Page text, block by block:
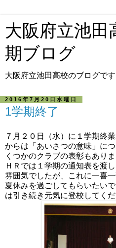
大阪府立池田
期ブログ
大阪府立池田高校のブログです
2016年7月20日水曜日
1学期終了
７月２０日（水）に１学期終
からは「あいさつの意味」に
くつかのクラブの表彰もありま
ＨＲでは１学期の通知表を渡
雰囲気でしたが、これに一喜
夏休みを過ごしてもらいたい
は引き続き元気に登校してくだ